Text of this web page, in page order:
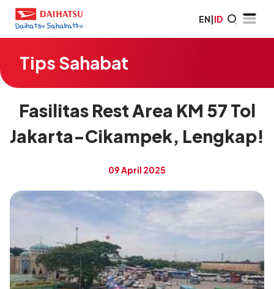
EN|ID
Tips Sahabat
Fasilitas Rest Area KM 57 Tol
Jakarta-Cikampek, Lengkap!
09 April 2025